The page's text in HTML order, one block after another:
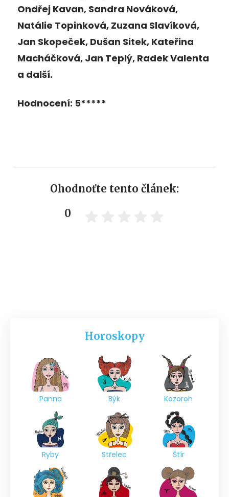
Ondřej Kavan, Sandra Nováková,
Natálie Topinková, Zuzana Slavíková,
Jan Skopeček, Dušan Sitek, Kateřina
Macháčková, Jan Teplý, Radek Valenta
a další.
Hodnocení: 5*****
Ohodnoťte tento článek:
0
Horoskopy
Panna Býk Kozoroh
Ryby Střelec Štír